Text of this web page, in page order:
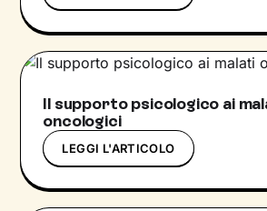
Il supporto psicologico ai
oncologici
LEGGI L'ARTICOLO